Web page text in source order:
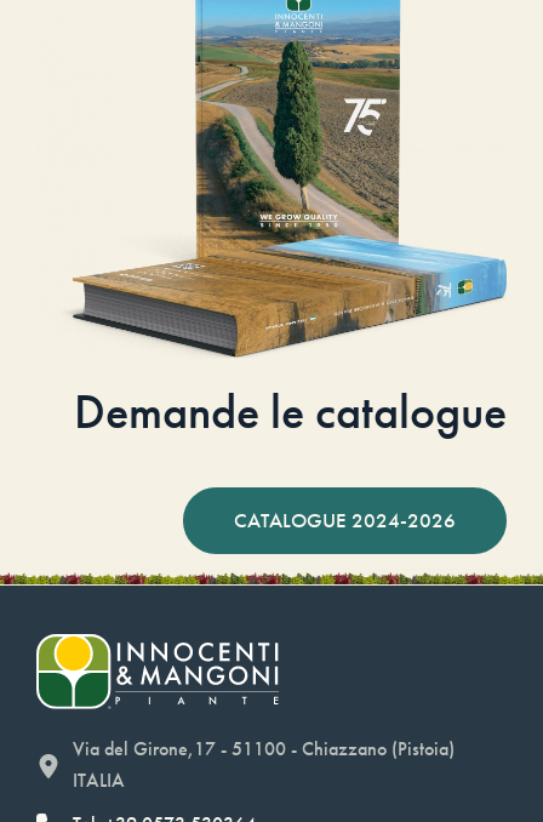
Demande le catalogue
CATALOGUE 2024-2026
Via del Girone,17 - 51100 - Chiazzano (Pistoia)
ITALIA